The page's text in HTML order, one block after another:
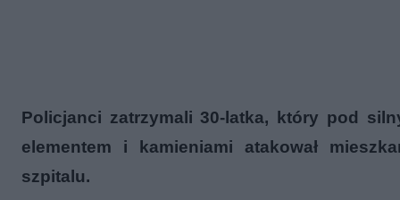
Policjanci zatrzymali 30-latka, który pod
elementem i kamieniami atakował
szpitalu.